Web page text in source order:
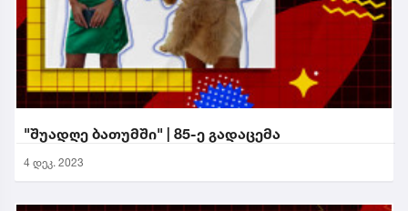
"შუადღე ბათუმში" | 85-ე გადაცემა
4 დეკ. 2023